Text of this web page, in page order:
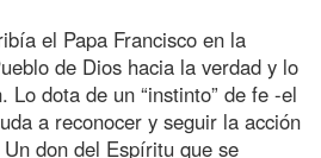
el Papa Francisco en la
de Dios hacia la verdad y lo
Lo dota de un “instinto” de fe -el
a reconocer y seguir la acción
don del Espíritu que se